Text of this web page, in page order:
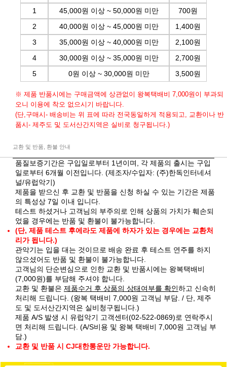
1
45,000원 이상 ~ 50,000원 미만
700원
2
40,000원 이상 ~ 45,000원 미만
1,400원
3
35,000원 이상 ~ 40,000원 미만
2,100원
4
30,000원 이상 ~ 35,000원 미만
2,700원
5
0원 이상 ~ 30,000원 미만 3,500원
※ 제품 반품시에는 구매금액에 상관없이 왕복택배비 7,000원이 부과되
오니 이용에 착오 없으시기 바랍니다.
(단,구매시- 배송비는 위 표에 따라 전국동일하게 적용되고, 교환이나 반
품시- 제주도 및 도서산간지역은 실비로 청구됩니다.)
교환 및 반품, 환불 안내
품질보증기간은 구입일로부터 1년이며, 각 제품의 출시는 구입
일로부터 6개월 이전입니다. (제조자/수입자: (주)한독인터네셔
널/유럽악기)
제품을 받으신 후 교환 및 반품을 신청 하실 수 있는 기간은 제품
의 특성상 7일 이내 입니다.
테스트 하셨거나 고객님의 부주의로 인해 상품의 가치가 훼손되
었을 경우에는 반품 및 환불이 불가능합니다.
(단, 제품 테스트 후에라도 제품에 하자가 있는 경우에는 교환처
리가 됩니다.)
관악기는 입을 대는 것이므로 배송 완료 후 테스트 연주를 하지
않으셨어도 반품 및 환불이 불가능합니다.
고객님의 단순변심으로 인한 교환 및 반품시에는 왕복택배비
(7,000원)를 부담해 주셔야 합니다.
교환 및 환불은 제품수거 후 상품의 상태여부를 확인하고 신속히
처리해 드립니다. (왕복 택배비 7,000원 고객님 부담. / 단, 제주
도 및 도서산간지역은 실비청구됩니다.)
제품 A/S 발생 시 유럽악기 고객센터(02-522-0869)로 연락주시
면 처리해 드립니다. (A/S비용 및 왕복 택배비 7,000원 고객님 부
담.)
교환 및 반품 시 CJ대한통운만 가능합니다.